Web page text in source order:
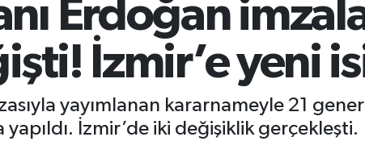
Erdoğan
İzmir’e yeni
yayımlanan kararnameyle 21
İzmir’de iki değişiklik gerçekleşti.